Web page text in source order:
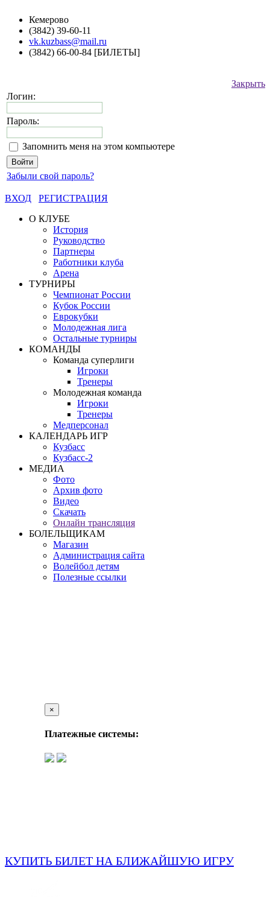
Кемерово
(3842) 39-60-11
vk.kuzbass@mail.ru
(3842) 66-00-84 [БИЛЕТЫ]
Закрыть
Логин:
Пароль:
Запомнить меня на этом компьютере
Забыли свой пароль?
ВХОД
РЕГИСТРАЦИЯ
О КЛУБЕ
История
Руководство
Партнеры
Работники клуба
Арена
ТУРНИРЫ
Чемпионат России
Кубок России
Еврокубки
Молодежная лига
Остальные турниры
КОМАНДЫ
Команда суперлиги
Игроки
Тренеры
Молодежная команда
Игроки
Тренеры
Медперсонал
КАЛЕНДАРЬ ИГР
Кузбасс
Кузбасс-2
МЕДИА
Фото
Архив фото
Видео
Скачать
Онлайн трансляция
БОЛЕЛЬЩИКАМ
Магазин
Администрация сайта
Волейбол детям
Полезные ссылки
×
Платежные системы:
КУПИТЬ БИЛЕТ НА БЛИЖАЙШУЮ ИГРУ